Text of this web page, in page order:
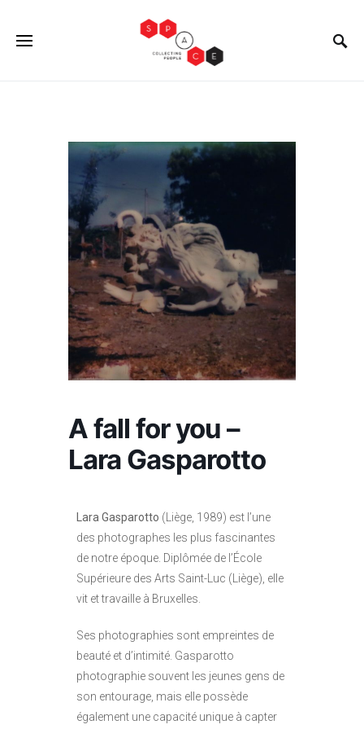
A fall for you –
Lara Gasparotto
Lara Gasparotto (Liège, 1989) est l’une
des photographes les plus fascinantes
de notre époque. Diplômée de l’École
Supérieure des Arts Saint-Luc (Liège), elle
vit et travaille à Bruxelles.
Ses photographies sont empreintes de
beauté et d’intimité. Gasparotto
photographie souvent les jeunes gens de
son entourage, mais elle possède
également une capacité unique à capter